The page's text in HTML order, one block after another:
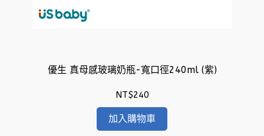
優生 真母感玻璃奶瓶-寬口徑240ml (紫)
NT$240
加入購物車